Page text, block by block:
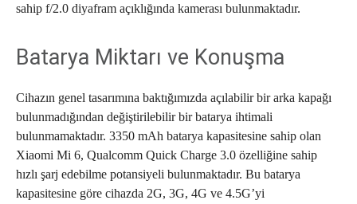
sahip f/2.0 diyafram açıklığında kamerası bulunmaktadır.
Batarya Miktarı ve Konuşma
Cihazın genel tasarımına baktığımızda açılabilir bir arka kapağı
bulunmadığından değiştirilebilir bir batarya ihtimali
bulunmamaktadır. 3350 mAh batarya kapasitesine sahip olan
Xiaomi Mi 6, Qualcomm Quick Charge 3.0 özelliğine sahip
hızlı şarj edebilme potansiyeli bulunmaktadır. Bu batarya
kapasitesine göre cihazda 2G, 3G, 4G ve 4.5G’yi